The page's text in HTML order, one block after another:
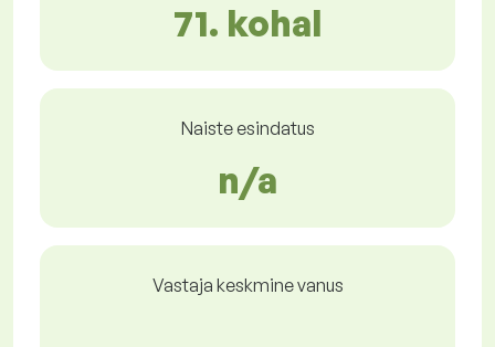
71. kohal
Naiste esindatus
n/a
Vastaja keskmine vanus